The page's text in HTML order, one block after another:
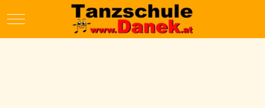
Mobile Menu Toggle